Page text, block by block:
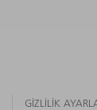
GIZLILIK